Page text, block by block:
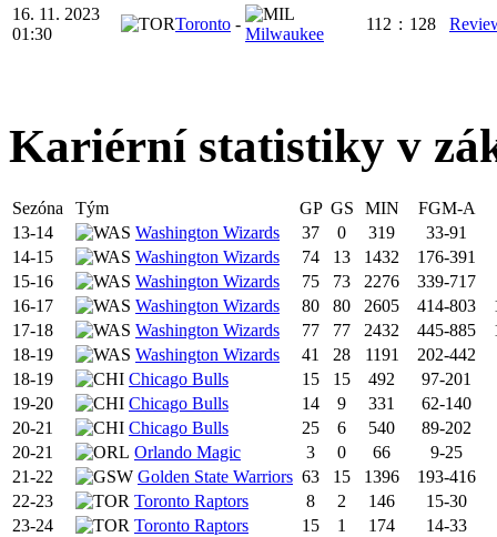
16. 11. 2023
01:30
Toronto -
Milwaukee
112 : 128
Kariérní statistiky v
Sezóna Tým GP GS MIN FGM-A
13-14
Washington Wizards 37 0 319
33-91
14-15
Washington Wizards 74 13 1432
176-391
15-16
Washington Wizards 75 73 2276
339-717
16-17
Washington Wizards 80 80 2605 414-803
17-18
Washington Wizards 77 77 2432 445-885
18-19
Washington Wizards 41 28 1191
202-442
18-19
Chicago Bulls 15 15 492
97-201
19-20
Chicago Bulls 14 9 331
62-140
20-21
Chicago Bulls 25 6 540
89-202
20-21
Orlando Magic 3 0 66
9-25
21-22
Golden State Warriors 63 15 1396
193-416
22-23
Toronto Raptors 8 2 146
15-30
23-24
Toronto Raptors 15 1 174
14-33